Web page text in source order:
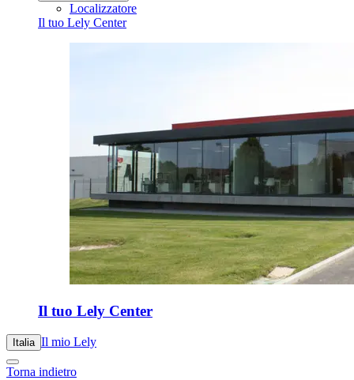
Localizzatore
Il tuo Lely Center
Il tuo Lely Center
Italia Il mio Lely
Torna indietro